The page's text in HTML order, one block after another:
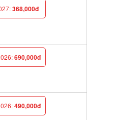
368,000đ
690,000đ
490,000đ